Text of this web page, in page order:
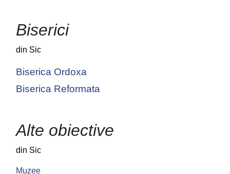
Biserici
din Sic
Biserica Ordoxa
Biserica Reformata
Alte obiective
din Sic
Muzee